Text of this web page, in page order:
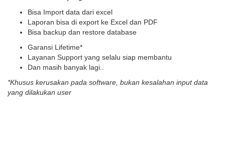
Bisa Import data dari excel
Laporan bisa di export ke Excel dan PDF
Bisa backup dan restore database
Garansi Lifetime*
Layanan Support yang selalu siap membantu
Dan masih banyak lagi..
*Khusus kerusakan pada software, bukan kesalahan input data
yang dilakukan user